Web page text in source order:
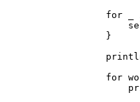
for
}
for